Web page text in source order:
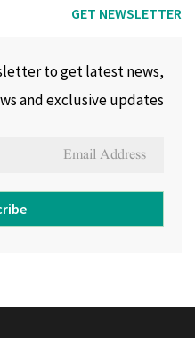
GET NEWSLETTER
to get latest news,
and exclusive updates.